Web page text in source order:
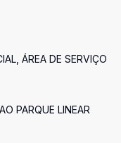
ÁREA DE SERVIÇO
PARQUE LINEAR